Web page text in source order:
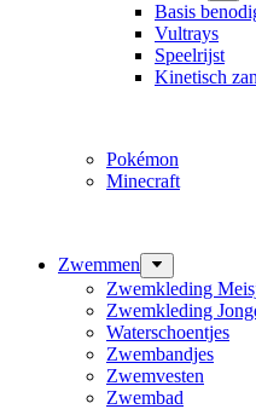
Basis
Vultrays
Speelrijst
Kinetisch
Pokémon
Minecraft
Zwemmen
Zwemkleding
Zwemkleding
Waterschoentjes
Zwembandjes
Zwemvesten
Zwembad